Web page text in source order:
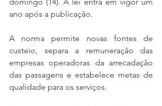
ano após a publicação.
A norma permite novas fontes de
custeio, separa a remuneração das
empresas operadoras da arrecadação
das passagens e estabelece metas de
qualidade para os serviços.